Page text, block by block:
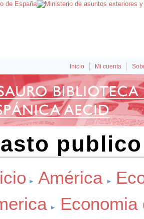
Inicio Mi cuenta
América
Economia